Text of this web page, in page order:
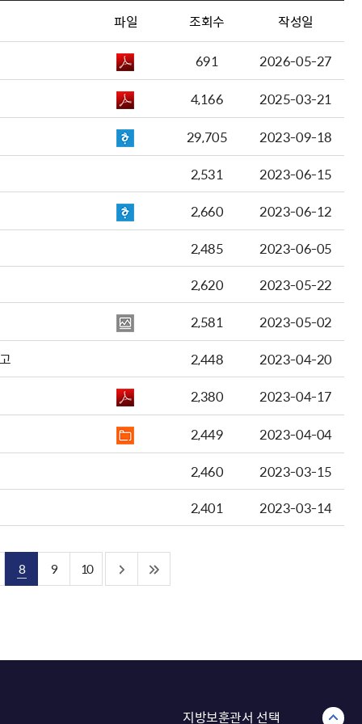
파일 조회수 작성일
691
2026-05-27
4,166
2025-03-21
29,705
2023-09-18
2,531
2023-06-15
2,660
2023-06-12
2,485
2023-06-05
2,620
2023-05-22
2,581
2023-05-02
2,448
2023-04-20
2,380
2023-04-17
2,449
2023-04-04
2,460
2023-03-15
2,401
2023-03-14
8 9 10
지방보훈관서 선택